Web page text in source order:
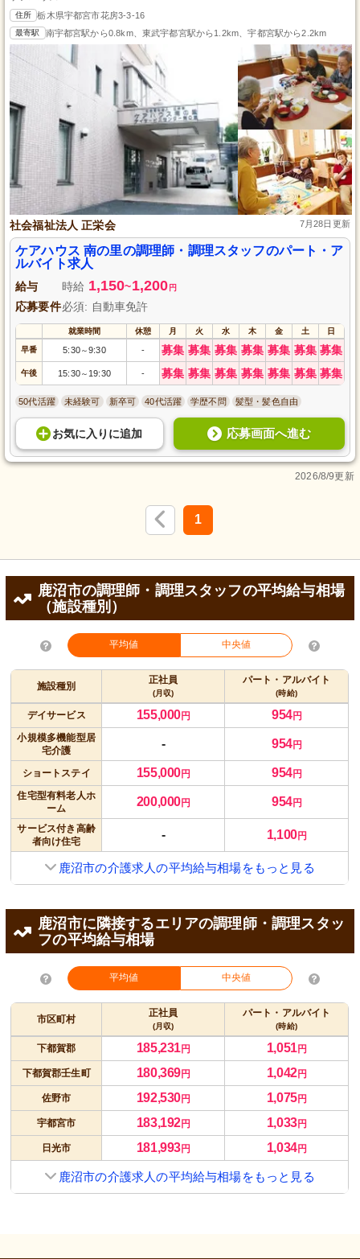
住所 栃木県宇都宮市花房3-3-16
最寄駅 南宇都宮駅から0.8km、東武宇都宮駅から1.2km、宇都宮駅から2.2km
社会福祉法人 正栄会 7月28日更新
ケアハウス 南の里の調理師・調理スタッフのパート・ア
ルバイト求人
給与 時給 1,150~1,200 円
応募要件必須: 自動車免許
就業時間 休憩 月 火 水 木 金 土 日
早番 5:30～9:30 - 募集 募集 募集 募集 募集 募集 募集
午後 15:30～ 19:30 - 募集 募集 募集 募集 募集 募集 募集
50代活躍 未経験可 新卒可 40代活躍 学歴不問 髪型・髪色自由
お気に入り に追加 応募画面へ進む
2026/8/9更新
1
鹿沼市の調理師・調理スタッフの平均給与相場
（施設種別）
平均値 中央値
施設種別
正社員
(月収)
パート・アルバイト
(時給)
デイサービス 155,000円 954円
小規模多機能型居
宅介護
- 954円
ショートステイ 155,000円 954円
住宅型有料老人ホ
ーム
200,000円 954円
サービス付き高齢
者向け住宅
- 1,100円
鹿沼市の介護求人の平均給与相場をもっと見る
鹿沼市に隣接するエリアの調理師・調理スタッ
フの平均給与相場
平均値 中央値
市区町村
正社員
(月収)
パート・アルバイト
(時給)
下都賀郡 185,231円 1,051円
下都賀郡壬生町 180,369円 1,042円
佐野市 192,530円 1,075円
宇都宮市 183,192円 1,033円
日光市 181,993円 1,034円
鹿沼市の介護求人の平均給与相場をもっと見る